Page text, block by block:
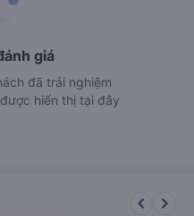
giá
đã trải nghiệm
hiển thị tại đây
keyboard_arrow_left keyboard_arrow_right